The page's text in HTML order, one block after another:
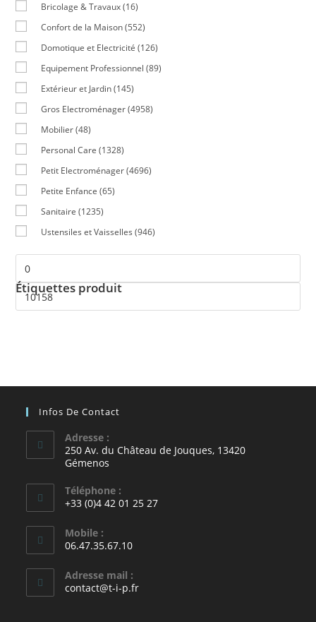
Bricolage & Travaux (16)
Confort de la Maison (552)
Domotique et Electricité (126)
Equipement Professionnel (89)
Extérieur et Jardin (145)
Gros Electroménager (4958)
Mobilier (48)
Personal Care (1328)
Petit Electroménager (4696)
Petite Enfance (65)
Sanitaire (1235)
Ustensiles et Vaisselles (946)
Étiquettes produit
Infos De Contact
Adresse :
250 Av. du Château de Jouques, 13420
Gémenos
Téléphone :
+33 (0)4 42 01 25 27
Mobile :
06.47.35.67.10
Adresse mail :
contact@t-i-p.fr